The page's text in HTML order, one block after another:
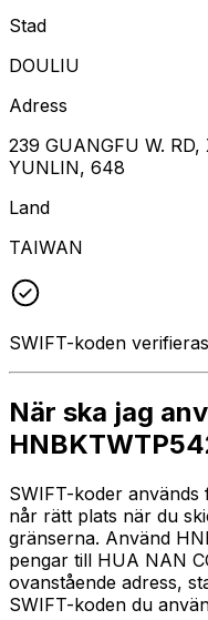
Stad
DOULIU
Adress
239 GUANGFU W.
YUNLIN, 648
Land
TAIWAN
SWIFT-koden
När ska jag
SWIFT-koder
når rätt plats när du
gränserna. Använd
pengar till HUA NAN
ovanstående adress,
SWIFT-koden du